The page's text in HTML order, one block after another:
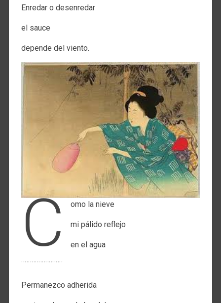
Enredar o desenredar
el sauce
depende del viento.
C omo la nieve
mi pálido reflejo
en el agua
¨¨¨¨¨¨¨¨¨¨¨¨
Permanezco adherida